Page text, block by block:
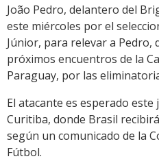
João Pedro, delantero del
este miércoles por el
Júnior, para relevar a Pedro,
próximos encuentros de la
Paraguay, por las
El atacante es esperado este
Curitiba, donde Brasil
según un comunicado de la
Fútbol.